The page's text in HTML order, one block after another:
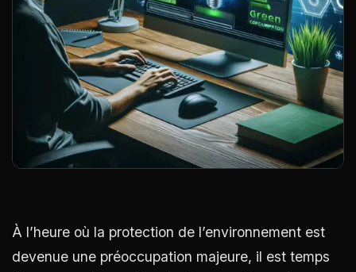
À l’heure où la protection de l’environnement est
devenue une préoccupation majeure, il est temps